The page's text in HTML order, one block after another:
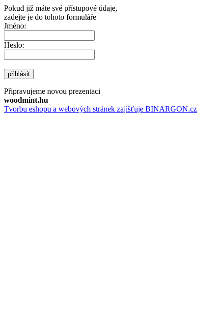
Pokud již máte své přístupové údaje,
zadejte je do tohoto formuláře
Jméno:
Heslo:
přihlásit
Připravujeme novou prezentaci
woodmint.hu
Tvorbu eshopu a webových stránek zajišťuje BINARGON.cz